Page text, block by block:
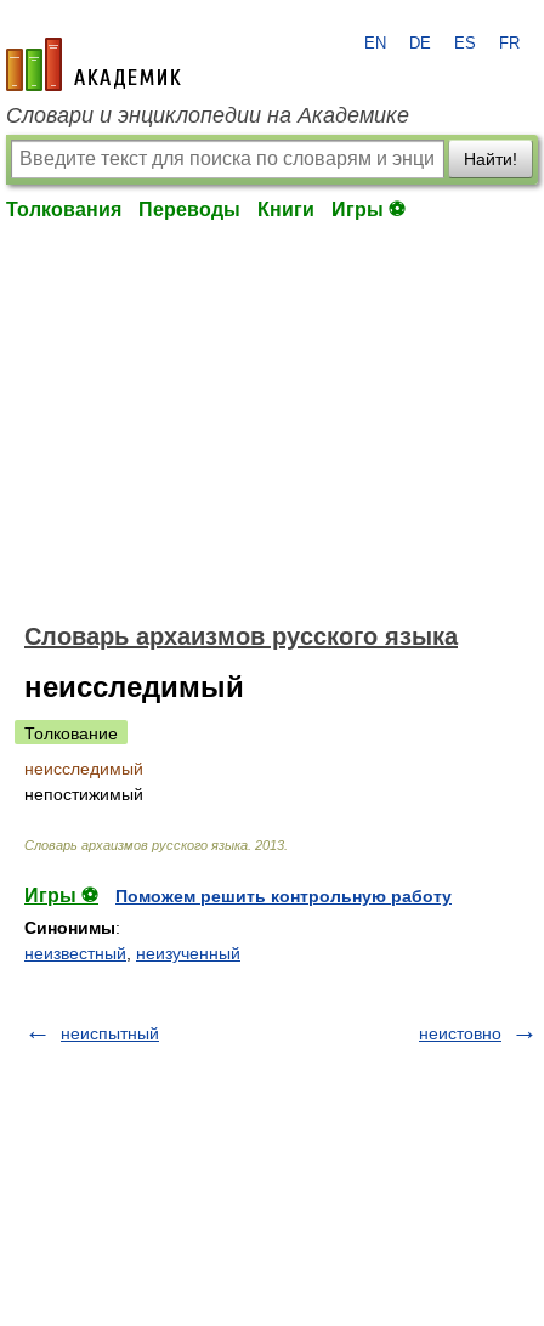
academic.ru
EN DE ES FR
Словари и энциклопедии на Академике
Найти!
Толкования Переводы Книги Игры ⚽
Cловарь архаизмов русского языка
неисследимый
Толкование
неисследимый
непостижимый
Cловарь архаизмов русского языка 2013
Игры ⚽
Поможем решить контрольную работу
Синонимы:
неизвестный
неизученный
неиспытный неистовно